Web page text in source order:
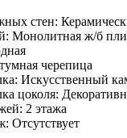
стен:
Монолитная ж/б
черепица
Искусственный
цоколя:
2 этажа
Отсутствует